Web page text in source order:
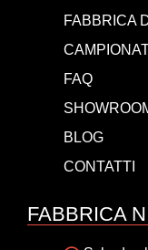
FABBRICA
FAQ
BLOG
CONTATTI
FABBRICA